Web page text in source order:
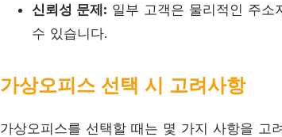
신뢰성 문제: 일부 고객은 물리적인 주
수 있습니다.
가상오피스 선택 시 고려사항
가상오피스를 선택할 때는 몇 가지 사항을 고